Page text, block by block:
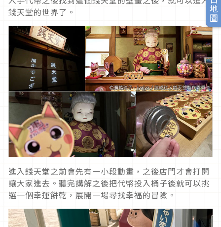
錢天堂的世界了。
進入錢天堂之前會先有一小段動畫，之後店門才會打開
讓大家進去。聽完講解之後把代幣投入桶子後就可以挑
選一個幸運餅乾，展開一場尋找幸福的冒險。